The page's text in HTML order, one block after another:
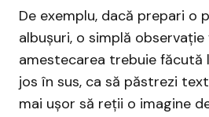
De exemplu, dacă prepari o
albușuri, o simplă
amestecarea trebuie făcută
jos în sus, ca să păstrezi
mai ușor să reții o imagine